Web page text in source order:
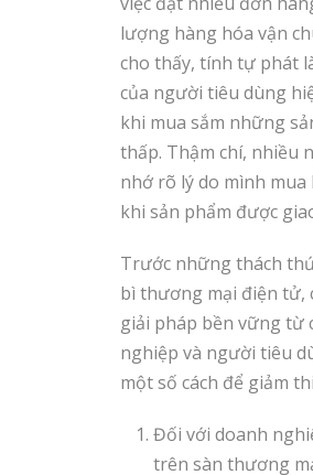
lượng hàng hóa vận
cho thấy, tính tự phát
của người tiêu dùng
khi mua sắm những
thấp. Thậm chí, nhiều
nhớ rõ lý do mình mua
khi sản phẩm được
Trước những thách
bì thương mại điện tử,
giải pháp bền vững từ
nghiệp và người tiêu
một số cách để giảm
Đối với doanh
trên sàn thương